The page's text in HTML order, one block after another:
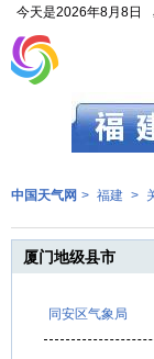
今天是2026年8月8日
中国天气网 > 福建 >
厦门地级县市
同安区气象局